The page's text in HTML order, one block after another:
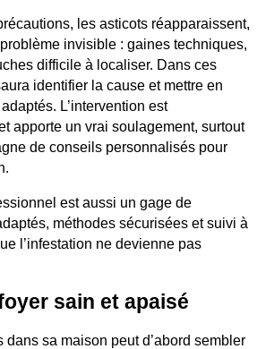
les asticots réapparaissent,
invisible : gaines techniques,
difficile à localiser. Dans ces
identifier la cause et mettre en
L’intervention est
apporte un vrai soulagement, surtout
de conseils personnalisés pour
est aussi un gage de
méthodes sécurisées et suivi à
l’infestation ne devienne pas
sain et apaisé
dans sa maison peut d’abord sembler